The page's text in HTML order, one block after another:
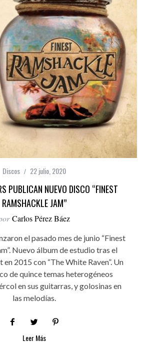
Discos 22 julio, 2020
PUBLICAN NUEVO DISCO “FINEST
RAMSHACKLE JAM”
Carlos Pérez Báez
el pasado mes de junio “Finest
Nuevo álbum de estudio tras el
2015 con “The White Raven”. Un
de quince temas heterogéneos
en sus guitarras, y golosinas en
las melodías.
Leer Más